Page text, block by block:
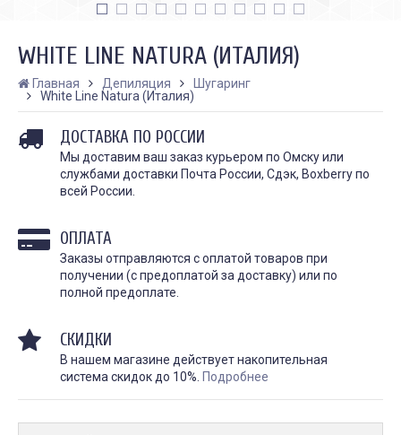
КАК ПРАВИЛЬНО И ДЛЯ ЧЕГО
ДЕЛАТЬ КАРБОНОВЫЙ ПИЛИНГ
Дата:28.02.2024
Карбоновый пилинг – это
инновационная
предназначенная для
улучшения...
ЧИТАТЬ ДАЛЕЕ →
ЗАЖИВЛЕНИЯ ТАТУ
Дата: 31.01.2024
WHITE LINE NATURA (ИТАЛИЯ)
Главная Депиляция
Шугаринг
White Line Natura (Италия)
ДОСТАВКА ПО РОССИИ
Мы доставим ваш заказ курьером по Омску или
службами доставки Почта России, Сдэк, Boxberry по
всей России.
ОПЛАТА
Заказы отправляются с оплатой товаров при
получении (с предоплатой за доставку) или по
полной предоплате.
СКИДКИ
В нашем магазине действует накопительная
система скидок до 10%. Подробнее